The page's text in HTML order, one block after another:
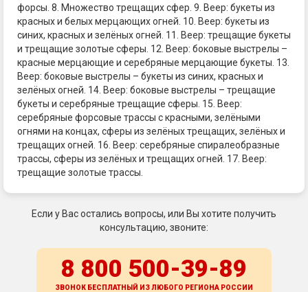
форсы. 8. Множество трещащих сфер. 9. Веер: букеты из
красных и белых мерцающих огней. 10. Веер: букеты из
синих, красных и зелёных огней. 11. Веер: трещащие букеты
и трещащие золотые сферы. 12. Веер: боковые выстрелы –
красные мерцающие и серебряные мерцающие букеты. 13.
Веер: боковые выстрелы – букеты из синих, красных и
зелёных огней. 14. Веер: боковые выстрелы – трещащие
букеты и серебряные трещащие сферы. 15. Веер:
серебряные форсовые трассы с красными, зелёными
огнями на концах, сферы из зелёных трещащих, зелёных и
трещащих огней. 16. Веер: серебряные спиралеобразные
трассы, сферы из зелёных и трещащих огней. 17. Веер:
трещащие золотые трассы.
Если у Вас остались вопросы, или Вы хотите получить
консультацию, звоните:
8 800 500-39-89
ЗВОНОК БЕСПЛАТНЫЙ ИЗ ЛЮБОГО РЕГИОНА РОССИИ